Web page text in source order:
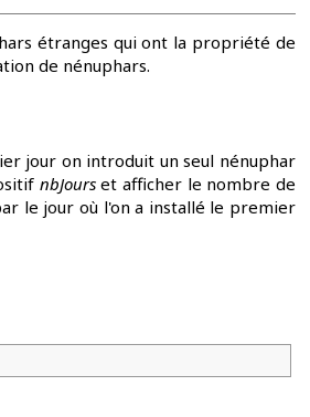
étranges qui ont la propriété de
de nénuphars.
jour on introduit un seul nénuphar
nbJourset afficher le nombre de
le jour où l'on a installé le premier